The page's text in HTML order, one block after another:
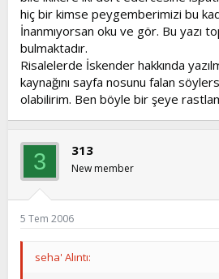
hiç bir kimse peygemberimizi bu
İnanmıyorsan oku ve gör. Bu yazı
bulmaktadır.
Risalelerde İskender hakkında
kaynağını sayfa nosunu falan
olabilirim. Ben böyle bir şeye
3 313
New member
5 Tem 2006
seha' Alıntı: